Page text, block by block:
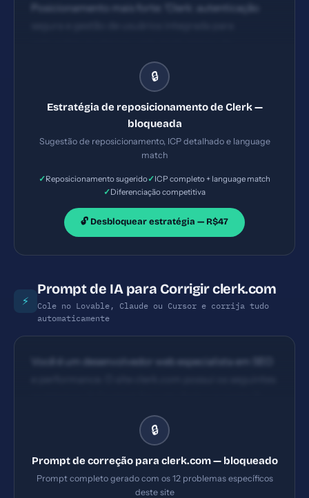
Posicionamento mais forte: 'Clerk: autenticação
integração em até 70%, com UI pronta para deploy
🔒
Estratégia de reposicionamento de Clerk —
bloqueada
Sugestão de reposicionamento, ICP detalhado e language
match
✓Reposicionamento sugerido✓ICP completo + language match
✓Diferenciação competitiva
🔓 Desbloquear estratégia — R$47
⚡
Prompt de IA para Corrigir clerk.com
Cole no Lovable, Claude ou Cursor e corrija tudo
automaticamente
Você é um desenvolvedor web especialista em SEO
Permissions-Policy ausente 3) 6 tags H1 na página
(ideal: apenas 1) 4) 29 imagens sem alt text.
os arquivos necessários e configurações de servidor.
Priorize as correções críticas primeiro.
🔒
Prompt de correção para clerk.com — bloqueado
Prompt completo gerado com os 12 problemas específicos
deste site